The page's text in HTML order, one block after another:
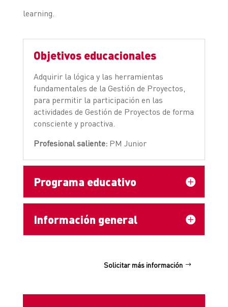
learning.
Objetivos educacionales
Adquirir la lógica y las herramientas
fundamentales de la Gestión de Proyectos,
para permitir la participación en las
actividades de Gestión de Proyectos de forma
consciente y proactiva.
Profesional saliente:PM Junior
Programa educativo
Información general
Solicitar más información